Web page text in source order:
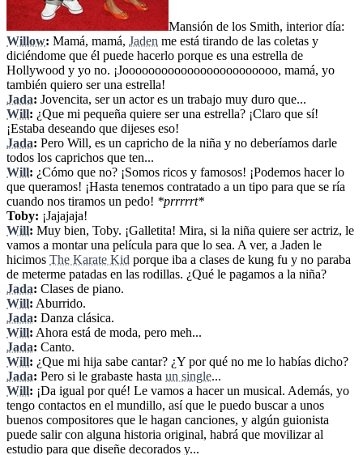
Mansión de los Smith, interior día:
Willow: Mamá, mamá, Jaden me está tirando de las coletas y
diciéndome que él puede hacerlo porque es una estrella de
Hollywood y yo no. ¡Joooooooooooooooooooooooo, mamá, yo
también quiero ser una estrella!
Jada: Jovencita, ser un actor es un trabajo muy duro que...
Will: ¿Que mi pequeña quiere ser una estrella? ¡Claro que sí!
¡Estaba deseando que dijeses eso!
Jada: Pero Will, es un capricho de la niña y no deberíamos darle
todos los caprichos que ten...
Will: ¿Cómo que no? ¡Somos ricos y famosos! ¡Podemos hacer lo
que queramos! ¡Hasta tenemos contratado a un tipo para que se ría
cuando nos tiramos un pedo! *prrrrrt*
Toby: ¡Jajajaja!
Will: Muy bien, Toby. ¡Galletita! Mira, si la niña quiere ser actriz, le
vamos a montar una película para que lo sea. A ver, a Jaden le
hicimos The Karate Kid porque iba a clases de kung fu y no paraba
de meterme patadas en las rodillas. ¿Qué le pagamos a la niña?
Jada: Clases de piano.
Will: Aburrido.
Jada: Danza clásica.
Will: Ahora está de moda, pero meh...
Jada: Canto.
Will: ¿Que mi hija sabe cantar? ¿Y por qué no me lo habías dicho?
Jada: Pero si le grabaste hasta un single...
Will: ¡Da igual por qué! Le vamos a hacer un musical. Además, yo
tengo contactos en el mundillo, así que le puedo buscar a unos
buenos compositores que le hagan canciones, y algún guionista
puede salir con alguna historia original, habrá que movilizar al
estudio para que diseñe decorados y...